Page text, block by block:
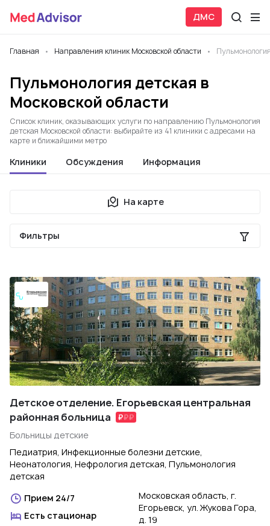
ДМС
Главная Направления клиник Московской области
Пульмонология детская в
Московской области
Список клиник, оказывающих услуги по направлению Пульмонология
детская Московской области: выбирайте из 41 клиники с адресами на
карте и ближайшими метро
Клиники Обсуждения Информация
На карте
Фильтры
Детское отделение. Егорьевская центральная
районная больница
Больницы детские
Педиатрия, Инфекционные болезни детские,
Неонатология, Нефрология детская, Пульмонология
детская
Прием 24/7
Есть стационар
Московская область, г.
Егорьевск, ул. Жукова Гора,
д. 19